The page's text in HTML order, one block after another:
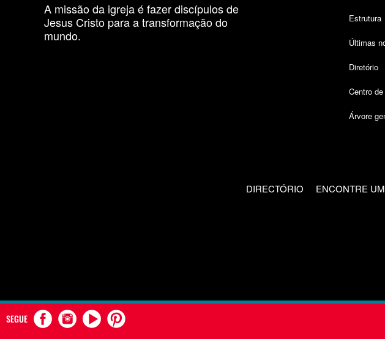
A missão da igreja é fazer discípulos de
Jesus Cristo para a transformação do
mundo.
Estrutura
Últimas
Diretório
Centro
Árvore
DIRECTÓRIO ENCONTRE
SEGUE